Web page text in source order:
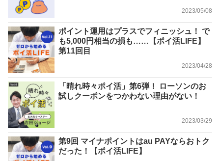
2023/05/08
ポイント運用はプラスでフィニッシュ！ で
も5,000円相当の損も……【ポイ活LIFE】
第11回目
2023/04/28
「晴れ時々ポイ活」第6弾！ ローソンのお
試しクーポンをつかわない理由がない！
2023/03/29
第9回 マイナポイントはau PAYならおトク
だった！【ポイ活LIFE】